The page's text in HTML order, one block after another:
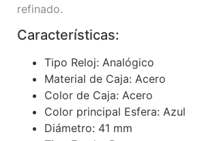
refinado.
Características:
Tipo Reloj: Analógico
Material de Caja: Acero
Color de Caja: Acero
Color principal Esfera: Azul
Diámetro: 41 mm